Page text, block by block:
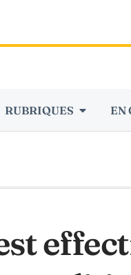
RUBRIQUES EN